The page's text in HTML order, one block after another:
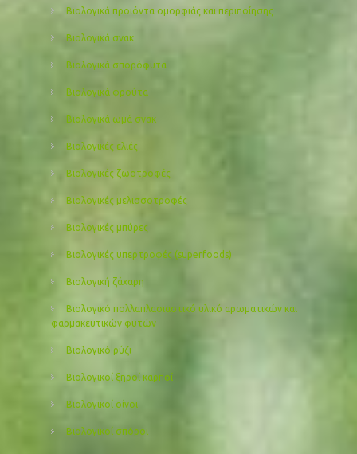
Βιολογικά προιόντα ομορφιάς και περιποίησης
Βιολογικά σνακ
Βιολογικά σπορόφυτα
Βιολογικά φρούτα
Βιολογικά ωμά σνακ
Βιολογικές ελιές
Βιολογικές ζωοτροφές
Βιολογικές μελισσοτροφές
Βιολογικές μπύρες
Βιολογικές υπερτροφές (superfoods)
Βιολογική ζάχαρη
Βιολογικό πολλαπλασιαστικό υλικό αρωματικών και
φαρμακευτικών φυτών
Βιολογικό ρύζι
Βιολογικοί ξηροί καρποί
Βιολογικοί οίνοι
Βιολογικοί σπόροι